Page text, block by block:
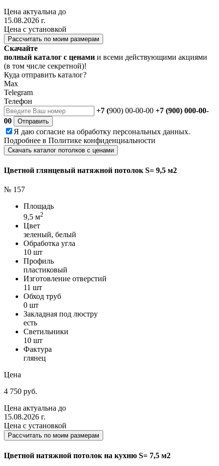
Цена актуальна до
15.08.2026 г.
Цена с установкой
Рассчитать по моим размерам
Скачайте
полный каталог с ценами и всеми действующими акциями
(в том числе секретной)!
Куда отправить каталог?
Max
Telegram
Телефон
+7 (900) 00-00-00 +7 (900) 000-00-
00
Отправить
Я даю согласие на обработку персональных данных.
Подробнее в Политике конфиденциальности
Скачать каталог потолков с ценами
Цветной глянцевый натяжной потолок S= 9,5 м2
№ 157
Площадь
9,5 м2
Цвет
зеленый, белый
Обработка угла
10 шт
Профиль
пластиковый
Изготовление отверстий
11 шт
Обход труб
0 шт
Закладная под люстру
есть
Светильники
10 шт
Фактура
глянец
Цена
4 750 руб.
Цена актуальна до
15.08.2026 г.
Цена с установкой
Рассчитать по моим размерам
Цветной натяжной потолок на кухню S= 7,5 м2